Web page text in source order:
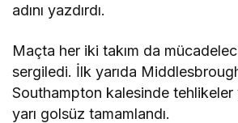
adını yazdırdı.
Maçta her iki takım da
sergiledi. İlk yarıda
Southampton kalesinde tehlikeler
yarı golsüz tamamlandı.